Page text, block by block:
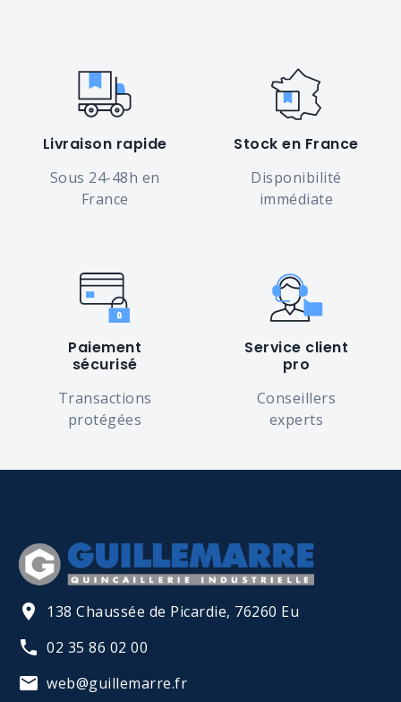
Livraison rapide
Sous 24-48h en
France
Stock en France
Disponibilité
immédiate
Paiement
sécurisé
Transactions
protégées
Service client
pro
Conseillers
experts
138 Chaussée de Picardie, 76260 Eu
02 35 86 02 00
web@guillemarre.fr